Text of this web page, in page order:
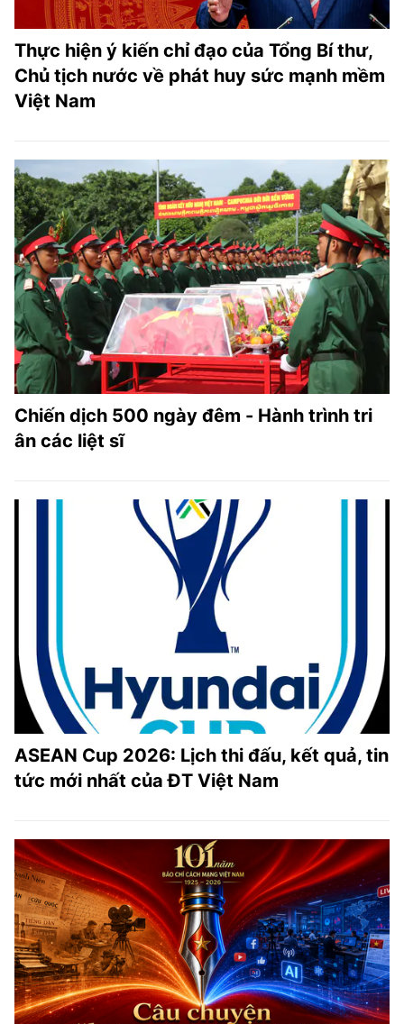
Thực hiện ý kiến chỉ đạo của Tổng Bí thư,
Chủ tịch nước về phát huy sức mạnh mềm
Việt Nam
Chiến dịch 500 ngày đêm - Hành trình tri
ân các liệt sĩ
ASEAN Cup 2026: Lịch thi đấu, kết quả, tin
tức mới nhất của ĐT Việt Nam